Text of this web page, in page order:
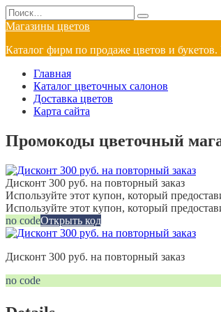
Перейти
к
содержанию
Search
for:
Магазины цветов
Каталог фирм по продаже цветов и
Главная
Каталог цветочных салонов
Доставка цветов
Карта сайта
Промокоды цветочный
Дисконт 300 руб. на повторный заказ
Используйте этот купон, который
Используйте этот купон, который
no codeОткрыть код
Дисконт 300 руб. на повторный заказ
no code